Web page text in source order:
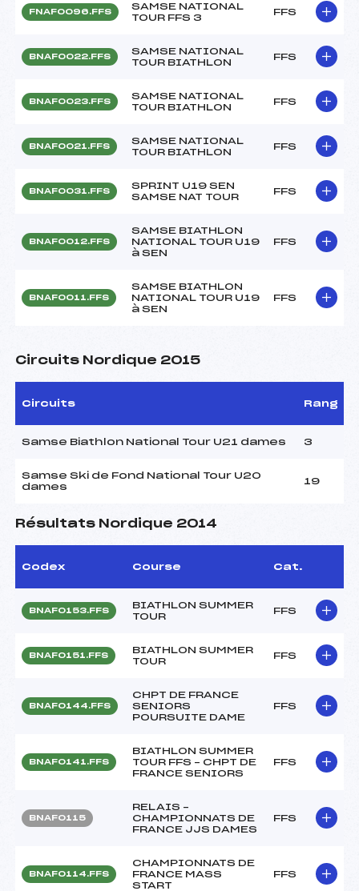
FNAF0096.FFS
SAMSE NATIONAL
TOUR FFS 3
FFS
BNAF0022.FFS
SAMSE NATIONAL
TOUR BIATHLON
FFS
BNAF0023.FFS
SAMSE NATIONAL
TOUR BIATHLON
FFS
BNAF0021.FFS
SAMSE NATIONAL
TOUR BIATHLON
FFS
BNAF0031.FFS
SPRINT U19 SEN
SAMSE NAT TOUR
FFS
BNAF0012.FFS
SAMSE BIATHLON
NATIONAL TOUR U19
à SEN
FFS
BNAF0011.FFS
SAMSE BIATHLON
NATIONAL TOUR U19
à SEN
FFS
Circuits Nordique 2015
Circuits Rang
Samse Biathlon National Tour U21 dames 3
Samse Ski de Fond National Tour U20
dames
19
Résultats Nordique 2014
Codex Course Cat.
BNAF0153.FFS
BIATHLON SUMMER
TOUR
FFS
BNAF0151.FFS
BIATHLON SUMMER
TOUR
FFS
BNAF0144.FFS
CHPT DE FRANCE
SENIORS
POURSUITE DAME
FFS
BNAF0141.FFS
BIATHLON SUMMER
TOUR FFS – CHPT DE
FRANCE SENIORS
FFS
BNAF0115
RELAIS –
CHAMPIONNATS DE
FRANCE JJS DAMES
FFS
BNAF0114.FFS
CHAMPIONNATS DE
FRANCE MASS
START
FFS